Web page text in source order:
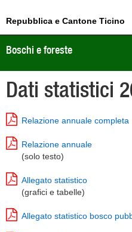
Repubblica e Cantone Ticino
Boschi e foreste
Dati statistici
Relazione annuale completa
Relazione annuale
(solo testo)
Allegato statistico
(grafici e tabelle)
Allegato statistico bosco